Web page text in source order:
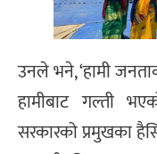
उनले भने, ‘हामी
हामीबाट गल्ती
सरकारको प्रमुखका